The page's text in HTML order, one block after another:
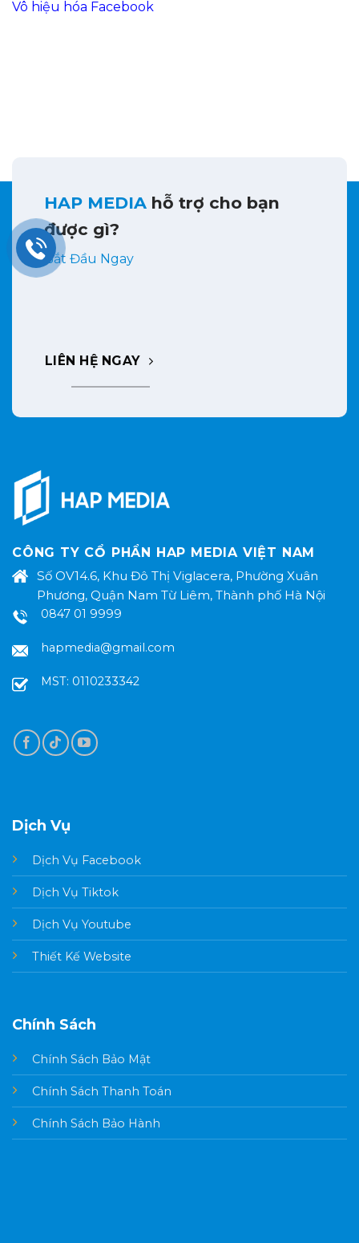
Vô hiệu hóa Facebook
HAP MEDIA hỗ trợ cho bạn
được gì?
Bắt Đầu Ngay
LIÊN HỆ NGAY
CÔNG TY CỔ PHẨN HAP MEDIA VIỆT NAM
Số OV14.6, Khu Đô Thị Viglacera, Phường Xuân
Phương, Quận Nam Từ Liêm, Thành phố Hà Nội
0847 01 9999
hapmedia@gmail.com
MST: 0110233342
Dịch Vụ
Dịch Vụ Facebook
Dịch Vụ Tiktok
Dịch Vụ Youtube
Thiết Kế Website
Chính Sách
Chính Sách Bảo Mật
Chính Sách Thanh Toán
Chính Sách Bảo Hành